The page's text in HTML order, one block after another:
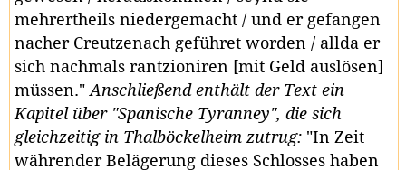
mehrertheils niedergemacht / und er gefangen
nacher Creutzenach geführet worden / allda er
sich nachmals rantzioniren [mit Geld auslösen]
müssen."Anschließend enthält der Text ein
Kapitel über "Spanische Tyranney", die sich
gleichzeitig in Thalböckelheim zutrug: "In Zeit
währender Belägerung dieses Schlosses haben